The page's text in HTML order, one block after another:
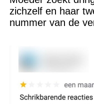
zichzelf en haar
nummer van de